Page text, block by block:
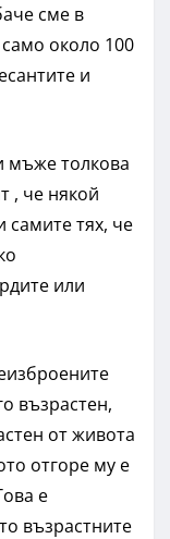
сме в
около 100
и
мъже толкова
, че някой
самите тях, че
или
възрастен,
от живота
отгоре му е
е
възрастните